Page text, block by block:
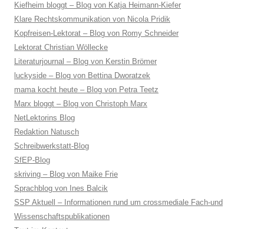
Kiefheim bloggt – Blog von Katja Heimann-Kiefer
Klare Rechtskommunikation von Nicola Pridik
Kopfreisen-Lektorat – Blog von Romy Schneider
Lektorat Christian Wöllecke
Literaturjournal – Blog von Kerstin Brömer
luckyside – Blog von Bettina Dworatzek
mama kocht heute – Blog von Petra Teetz
Marx bloggt – Blog von Christoph Marx
NetLektorins Blog
Redaktion Natusch
Schreibwerkstatt-Blog
SfEP-Blog
skriving – Blog von Maike Frie
Sprachblog von Ines Balcik
SSP Aktuell – Informationen rund um crossmediale Fach-und
Wissenschaftspublikationen